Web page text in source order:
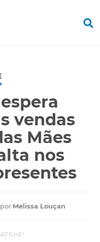
vendas
Mães
nos
por Melissa Louçan